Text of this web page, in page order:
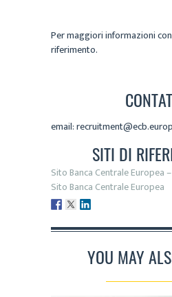
Per maggiori informazioni
riferimento.
email:
SITI DI
Sito Banca Centrale Europea
Sito Banca Centrale Europea
YOU MAY